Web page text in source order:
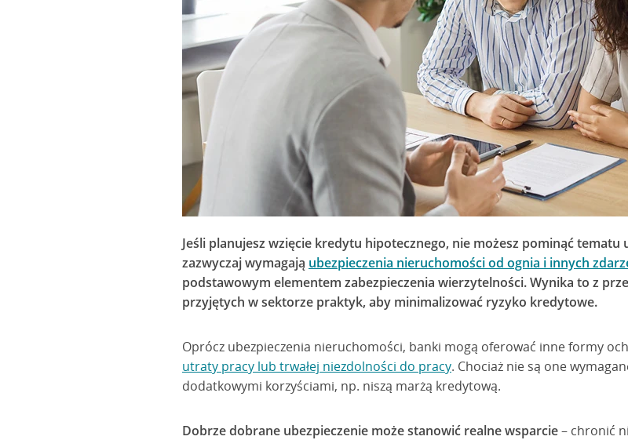
Jeśli planujesz wzięcie kredytu hipotecznego, nie możesz pominąć
zazwyczaj wymagają ubezpieczenia nieruchomości od ognia i innych
podstawowym elementem zabezpieczenia wierzytelności. Wynika to z
przyjętych w sektorze praktyk, aby minimalizować ryzyko kredytowe.
Oprócz ubezpieczenia nieruchomości, banki mogą oferować inne formy
utraty pracy lub trwałej niezdolności do pracy. Chociaż nie są one
dodatkowymi korzyściami, np. niszą marżą kredytową.
Dobrze dobrane ubezpieczenie może stanowić realne wsparcie– chronić